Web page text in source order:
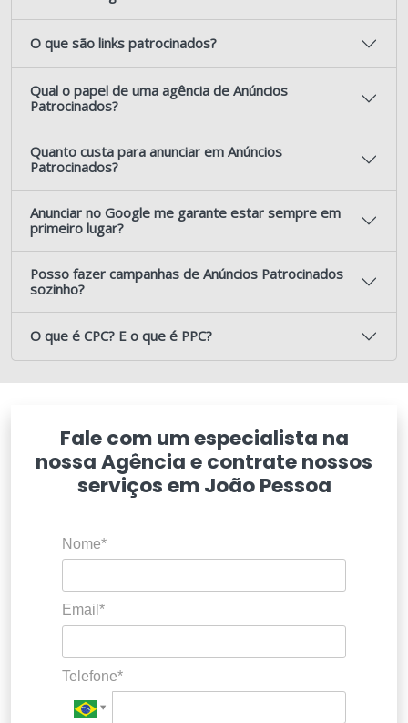
O que são links patrocinados?
Qual o papel de uma agência de Anúncios
Patrocinados?
Quanto custa para anunciar em Anúncios
Patrocinados?
Anunciar no Google me garante estar sempre em
primeiro lugar?
Posso fazer campanhas de Anúncios Patrocinados
sozinho?
O que é CPC? E o que é PPC?
Fale com um especialista na
nossa Agência e contrate nossos
serviços em João Pessoa
Nome*
Email*
Telefone*